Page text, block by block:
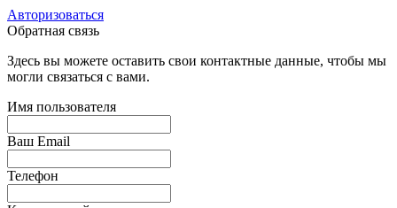
Авторизоваться
Обратная связь
Здесь вы можете оставить свои контактные данные, чтобы мы
могли связаться с вами.
Имя пользователя
Ваш Email
Телефон